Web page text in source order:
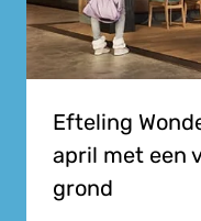
Efteling
april met een
grond